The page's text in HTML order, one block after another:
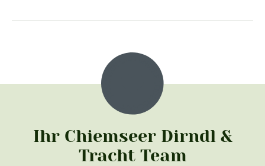
Ihr Chiemseer Dirndl &
Tracht Team